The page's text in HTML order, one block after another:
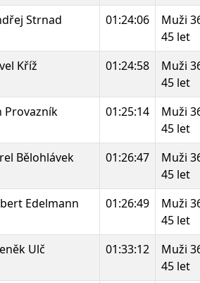
Strnad 01:24:06
Muži
45 let
Kříž 01:24:58
Muži
45 let
Provazník 01:25:14
Muži
45 let
Bělohlávek 01:26:47
Muži
45 let
Edelmann 01:26:49
Muži
45 let
Ulč 01:33:12
Muži
45 let